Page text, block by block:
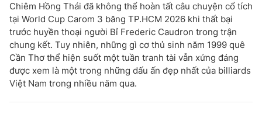
Chiêm Hồng Thái đã không thể hoàn tất câu chuyện cổ tích
tại World Cup Carom 3 băng TP.HCM 2026 khi thất bại
trước huyền thoại người Bỉ Frederic Caudron trong trận
chung kết. Tuy nhiên, những gì cơ thủ sinh năm 1999 quê
Cần Thơ thể hiện suốt một tuần tranh tài vẫn xứng đáng
được xem là một trong những dấu ấn đẹp nhất của billiards
Việt Nam trong nhiều năm qua.